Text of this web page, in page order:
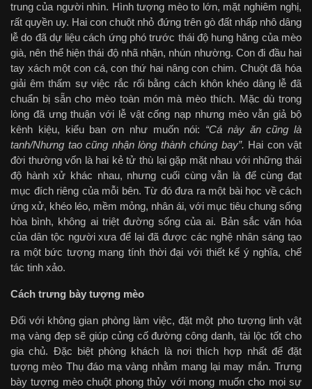
trung của người nhìn. Hình tượng mèo to lớn, mặt nghiêm nghị,
rất quyền uy. Hai con chuột nhỏ đứng trên gò đất nhấp nhô dâng
lễ do đã dự liệu cách ứng phó trước thái độ hung hăng của mèo
già, nên thể hiện thái độ nhã nhặn, nhún nhường. Con đi đầu hai
tay xách một con cá, con thứ hai nâng con chim. Chuột đã hóa
giải êm thấm sự việc rắc rối bằng cách khôn khéo dâng lễ đã
chuẩn bị sẵn cho mèo toàn món mà mèo thích. Mặc dù trong
lòng đã ưng thuận với lễ vật cống nạp nhưng mèo vẫn giả bộ
kênh kiệu, kiểu ban ơn như muốn nói: “Cá này ăn cũng là
tanh/Nhưng tao cũng nhận lòng thành chúng bay”. Hai con vật
đời thường vốn là hai kẻ tử thù lại gặp mặt nhau với những thái
độ hành xử khác nhau, nhưng cuối cùng vẫn là để cùng đạt
mục đích riêng của mỗi bên. Từ đó đưa ra một bài học về cách
ứng xử, khéo léo, mềm mỏng, nhân ái, với mục tiêu chung sống
hòa bình, không ai triệt đường sống của ai. Bản sắc văn hóa
của dân tộc người xưa để lại đã được các nghệ nhân sáng tạo
ra một bức tượng mang tính thời đại với thiết kế ý nghĩa, chế
tác tinh xảo.
Cách trưng bày tượng mèo
Đối với không gian phòng làm việc, đặt một pho tượng linh vật
mạ vàng đẹp sẽ giúp củng cố đường công danh, tài lộc tốt cho
gia chủ. Đặc biệt phòng khách là nơi thích hợp nhất để đặt
tượng mèo Thụ đáo mạ vàng nhằm mang lại may mắn. Trưng
bày tượng mèo chuột phong thủy với mong muốn cho mọi sự